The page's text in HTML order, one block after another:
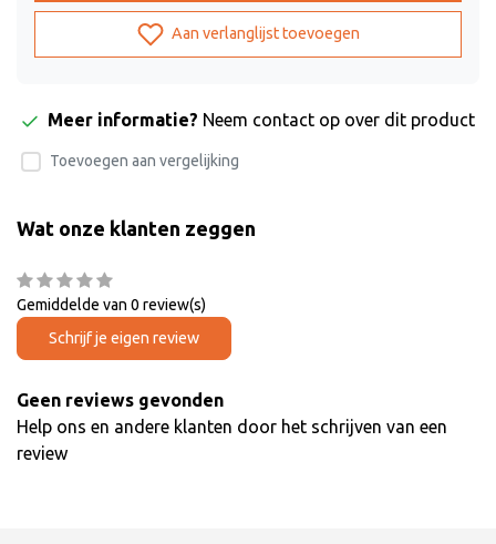
Aan verlanglijst toevoegen
Meer informatie? Neem contact op over dit product
Toevoegen aan vergelijking
Wat onze klanten zeggen
Gemiddelde van 0 review(s)
Schrijf je eigen review
Geen reviews gevonden
Help ons en andere klanten door het schrijven van een
review